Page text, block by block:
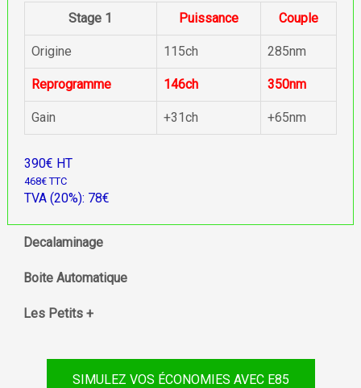
Stage 1
Puissance Couple
Origine 115ch 285nm
Reprogramme 146ch 350nm
Gain +31ch +65nm
390€ HT
468€ TTC
TVA (20%): 78€
Decalaminage
Boite Automatique
Les Petits +
SIMULEZ VOS ÉCONOMIES AVEC E85